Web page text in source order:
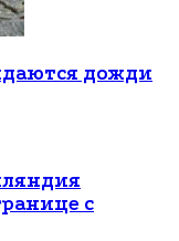
дожди
с